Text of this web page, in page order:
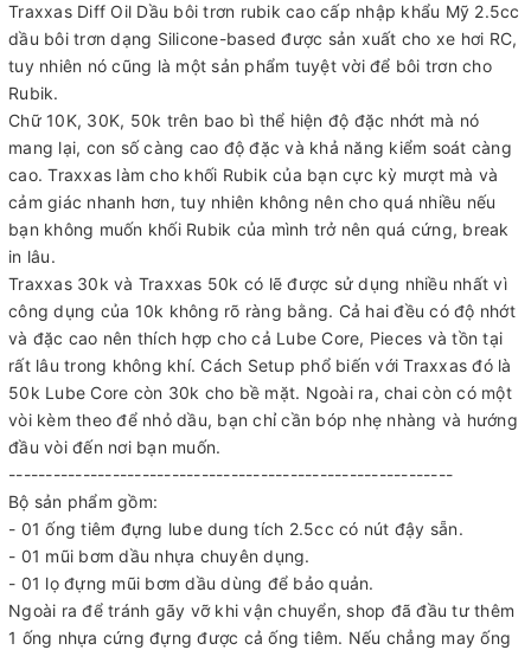
Traxxas Diff Oil Dầu bôi trơn rubik cao cấp nhập khẩu Mỹ 2.5cc
dầu bôi trơn dạng Silicone-based được sản xuất cho xe hơi RC,
tuy nhiên nó cũng là một sản phẩm tuyệt vời để bôi trơn cho
Rubik.
Chữ 10K, 30K, 50k trên bao bì thể hiện độ đặc nhớt mà nó
mang lại, con số càng cao độ đặc và khả năng kiểm soát càng
cao. Traxxas làm cho khối Rubik của bạn cực kỳ mượt mà và
cảm giác nhanh hơn, tuy nhiên không nên cho quá nhiều nếu
bạn không muốn khối Rubik của mình trở nên quá cứng, break
in lâu.
Traxxas 30k và Traxxas 50k có lẽ được sử dụng nhiều nhất vì
công dụng của 10k không rõ ràng bằng. Cả hai đều có độ nhớt
và đặc cao nên thích hợp cho cả Lube Core, Pieces và tồn tại
rất lâu trong không khí. Cách Setup phổ biến với Traxxas đó là
50k Lube Core còn 30k cho bề mặt. Ngoài ra, chai còn có một
vòi kèm theo để nhỏ dầu, bạn chỉ cần bóp nhẹ nhàng và hướng
đầu vòi đến nơi bạn muốn.
------------------------------------------------------------
Bộ sản phẩm gồm:
- 01 ống tiêm đựng lube dung tích 2.5cc có nút đậy sẵn.
- 01 mũi bơm dầu nhựa chuyên dụng.
- 01 lọ đựng mũi bơm dầu dùng để bảo quản.
Ngoài ra để tránh gãy vỡ khi vận chuyển, shop đã đầu tư thêm
1 ống nhựa cứng đựng được cả ống tiêm. Nếu chẳng may ống